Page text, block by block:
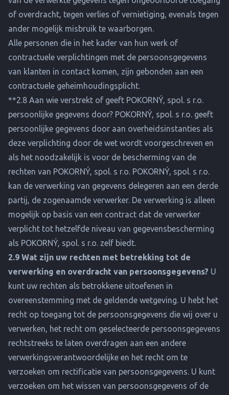
of overdracht, tegen verlies of vernietiging, evenals tegen
ander mogelijk misbruik te waarborgen.
Alle personen die in het kader van hun werk of
contractuele verplichtingen met de persoonsgegevens
van klanten in contact komen, zijn gebonden aan een
contractuele geheimhoudingsplicht.
**2.8 Aan wie verstrekt of geeft POKORNÝ, spol. s r.o.
persoonlijke gegevens door? POKORNÝ, spol. s r.o. geeft
persoonlijke gegevens door aan overheidsinstanties als
deze verplichting door de wet wordt voorgeschreven en
als het noodzakelijk is voor de bescherming van de
rechten van POKORNÝ, spol. s r.o. POKORNÝ, spol. s r.o.
kan de verwerking van gegevens delegeren aan een derde
partij, de zogenaamde verwerker. De verwerking is alleen
mogelijk op basis van een contract dat de verwerker
verplicht tot hetzelfde niveau van gegevensbescherming
als POKORNÝ, spol. s r.o. zelf biedt.
2.9 Wat zijn uw rechten met betrekking tot de
verwerking en overdracht van persoonsgegevens? U
kunt uw rechten als betrokkene uitoefenen in
overeenstemming met de geldende wetgeving. U hebt het
recht op toegang tot de persoonsgegevens die wij over u
verwerken, het recht om geselecteerde persoonsgegevens
rechtstreeks te laten overdragen aan een andere
verwerkingsverantwoordelijke en het recht om te
verzoeken om rectificatie van persoonsgegevens. U kunt
verzoeken om het wissen van persoonsgegevens of de